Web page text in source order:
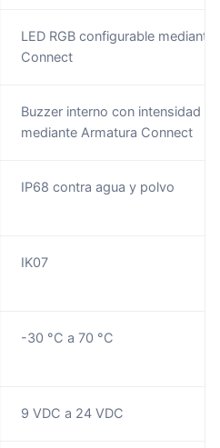
LED RGB configurable mediante
Connect
Buzzer interno con intensidad
mediante Armatura Connect
IP68 contra agua y polvo
IK07
-30 °C a 70 °C
9 VDC a 24 VDC